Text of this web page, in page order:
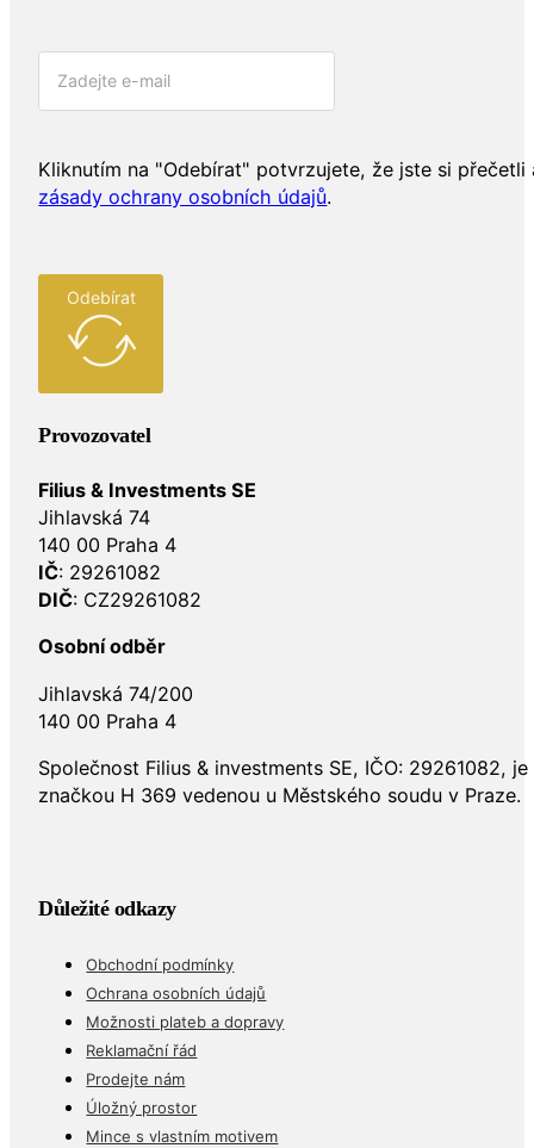
Kliknutím na "Odebírat" potvrzujete, že jste si přečetli
zásady ochrany osobních údajů.
Odebírat
Provozovatel
Filius & Investments SE
Jihlavská 74
140 00 Praha 4
IČ: 29261082
DIČ: CZ29261082
Osobní odběr
Jihlavská 74/200
140 00 Praha 4
Společnost Filius & investments SE, IČO: 29261082,
značkou H 369 vedenou u Městského soudu v Praze.
Důležité odkazy
Obchodní podmínky
Ochrana osobních údajů
Možnosti plateb a dopravy
Reklamační řád
Prodejte nám
Úložný prostor
Mince s vlastním motivem